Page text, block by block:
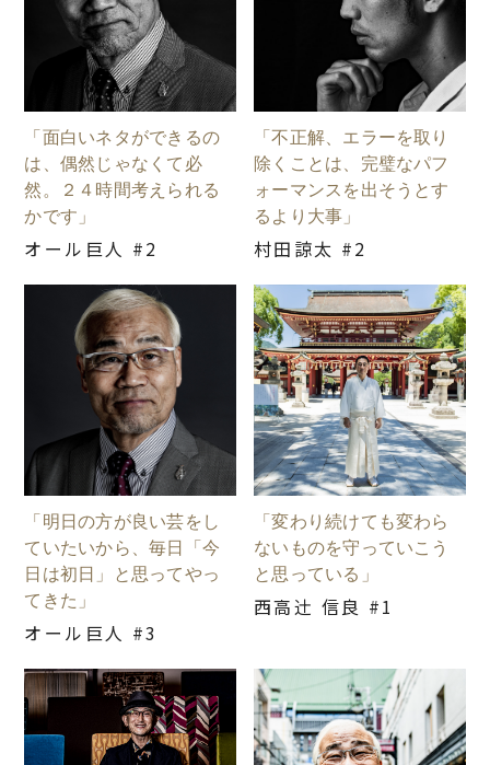
「面白いネタができるの
は、偶然じゃなくて必
然。２４時間考えられる
かです」
オール巨人 #2
「不正解、エラーを取り
除くことは、完璧なパフ
ォーマンスを出そうとす
るより大事」
村田諒太 #2
「明日の方が良い芸をし
ていたいから、毎日「今
日は初日」と思ってやっ
てきた」
オール巨人 #3
「変わり続けても変わら
ないものを守っていこう
と思っている」
西高辻󠄀 信良 #1